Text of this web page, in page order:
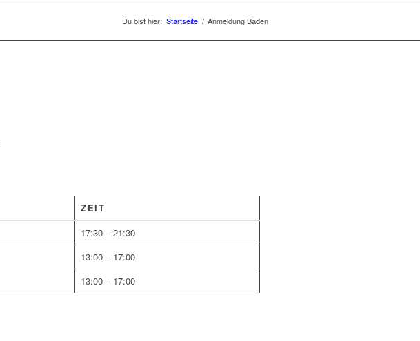
Du bist hier: Startseite / Anmeldung Baden
ZEIT
17:30 – 21:30
13:00 – 17:00
13:00 – 17:00